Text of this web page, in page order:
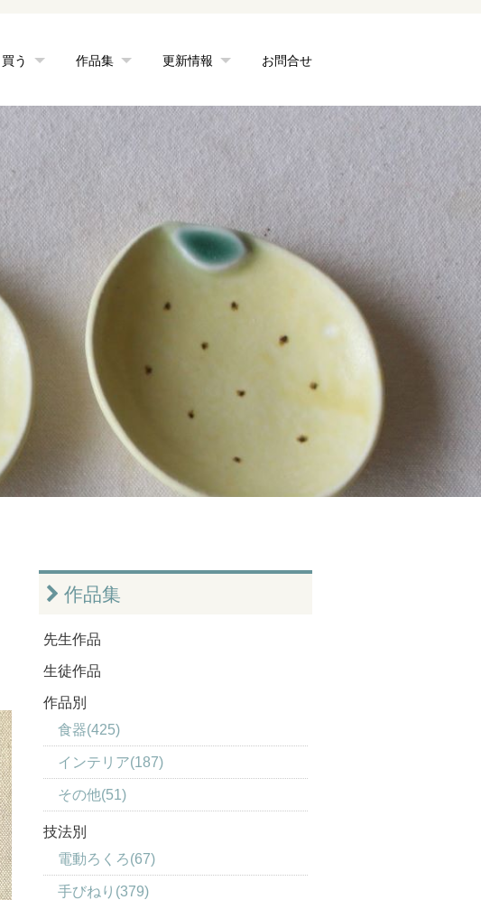
買う 作品集 更新情報 お問合せ
作品集
先生作品
生徒作品
作品別
食器(425)
インテリア(187)
その他(51)
技法別
電動ろくろ(67)
手びねり(379)